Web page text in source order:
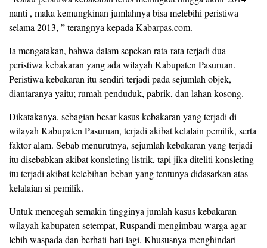
nanti , maka kemungkinan jumlahnya bisa melebihi peristiwa
selama 2013, ” terangnya kepada Kabarpas.com.
Ia mengatakan, bahwa dalam sepekan rata-rata terjadi dua
peristiwa kebakaran yang ada wilayah Kabupaten Pasuruan.
Peristiwa kebakaran itu sendiri terjadi pada sejumlah objek,
diantaranya yaitu; rumah penduduk, pabrik, dan lahan kosong.
Dikatakanya, sebagian besar kasus kebakaran yang terjadi di
wilayah Kabupaten Pasuruan, terjadi akibat kelalain pemilik, serta
faktor alam. Sebab menurutnya, sejumlah kebakaran yang terjadi
itu disebabkan akibat konsleting listrik, tapi jika diteliti konsleting
itu terjadi akibat kelebihan beban yang tentunya didasarkan atas
kelalaian si pemilik.
Untuk mencegah semakin tingginya jumlah kasus kebakaran
wilayah kabupaten setempat, Ruspandi mengimbau warga agar
lebih waspada dan berhati-hati lagi. Khususnya menghindari